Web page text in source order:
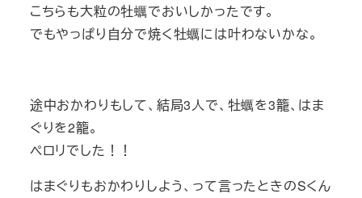
こちらも大粒の牡蠣でおいしかったです。
でもやっぱり自分で焼く牡蠣には叶わないかな。
途中おかわりもして、結局3人で、牡蠣を3籠、はま
ぐりを2籠。
ペロリでした！！
はまぐりもおかわりしよう、って言ったときのSくん